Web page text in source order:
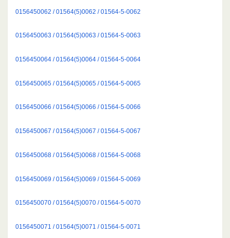
0156450062 / 01564(5)0062 / 01564-5-0062
0156450063 / 01564(5)0063 / 01564-5-0063
0156450064 / 01564(5)0064 / 01564-5-0064
0156450065 / 01564(5)0065 / 01564-5-0065
0156450066 / 01564(5)0066 / 01564-5-0066
0156450067 / 01564(5)0067 / 01564-5-0067
0156450068 / 01564(5)0068 / 01564-5-0068
0156450069 / 01564(5)0069 / 01564-5-0069
0156450070 / 01564(5)0070 / 01564-5-0070
0156450071 / 01564(5)0071 / 01564-5-0071